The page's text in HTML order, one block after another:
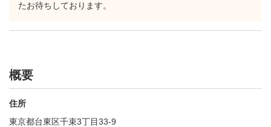
たお待ちしております。
概要
住所
東京都台東区千束3丁目33-9